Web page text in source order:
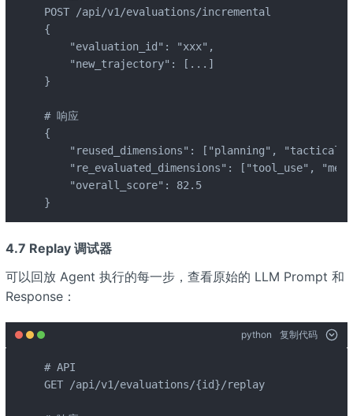
POST /api/v1/evaluations/incremental
{
    "evaluation_id": "xxx",
    "new_trajectory": [...]
}
# 响应
{
"reused_dimensions": ["planning",
"re_evaluated_dimensions": ["tool_use",
    "overall_score": 82.5
}
4.7 Replay 调试器
可以回放 Agent 执行的每一步，查看原始的 LLM Prompt 和
Response：
python 复制代码
# API
GET /api/v1/evaluations/{id}/replay